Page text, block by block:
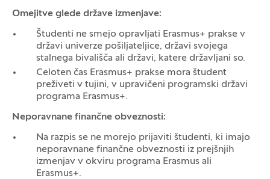
Omejitve glede države izmenjave:
Študenti ne smejo opravljati Erasmus+ prakse v
državi univerze pošiljateljice, državi svojega
stalnega bivališča ali državi, katere državljani so.
Celoten čas Erasmus+ prakse mora študent
preživeti v tujini, v upravičeni programski državi
programa Erasmus+.
Neporavnane finančne obveznosti:
Na razpis se ne morejo prijaviti študenti, ki imajo
neporavnane finančne obveznosti iz prejšnjih
izmenjav v okviru programa Erasmus ali
Erasmus+.